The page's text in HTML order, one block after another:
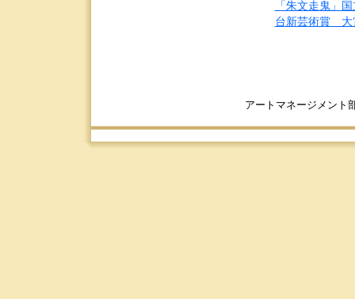
「朱文走鬼」
台新芸術賞 大
アートマネージメント